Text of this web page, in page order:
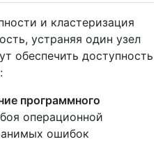
и кластеризация
устраняя один узел
обеспечить доступность
программного
операционной
ошибок